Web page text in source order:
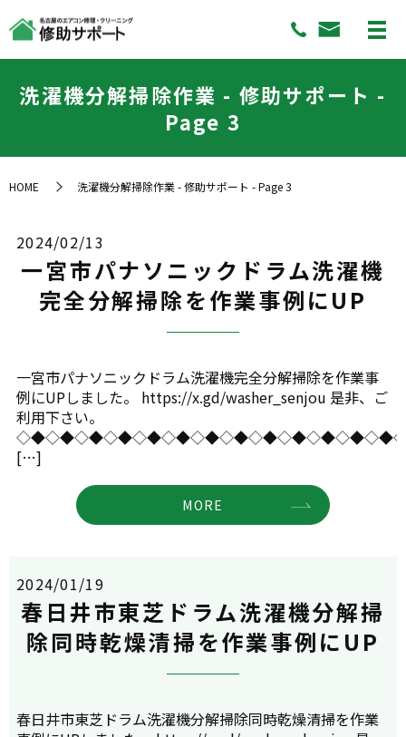
洗濯機分解掃除作業 - 修助サポート -
Page 3
HOME 洗濯機分解掃除作業 - 修助サポート - Page 3
2024/02/13
一宮市パナソニックドラム洗濯機
完全分解掃除を作業事例にUP
一宮市パナソニックドラム洗濯機完全分解掃除を作業事
例にUPしました。 https://x.gd/washer_senjou 是非、ご
利用下さい。
[…]
MORE
2024/01/19
春日井市東芝ドラム洗濯機分解掃
除同時乾燥清掃を作業事例にUP
春日井市東芝ドラム洗濯機分解掃除同時乾燥清掃を作業